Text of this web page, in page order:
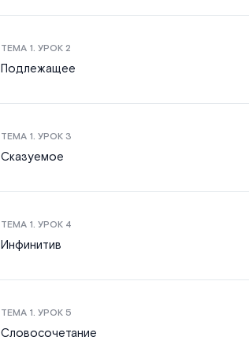
ТЕМА 1. УРОК 2
Подлежащее
ТЕМА 1. УРОК 3
Сказуемое
ТЕМА 1. УРОК 4
Инфинитив
ТЕМА 1. УРОК 5
Словосочетание